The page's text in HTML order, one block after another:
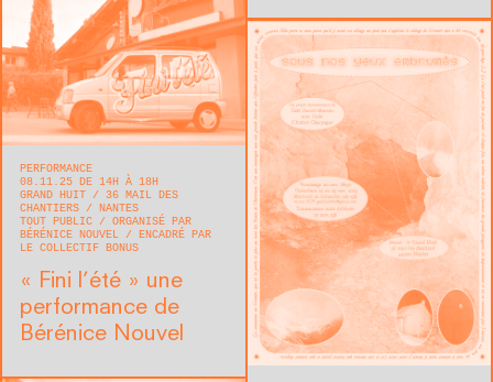
PERFORMANCE
08.11.25 DE 14H À 18H
GRAND HUIT
36 MAIL DES
CHANTIERS
NANTES
TOUT PUBLIC
ORGANISÉ PAR
BÉRÉNICE NOUVEL
ENCADRÉ PAR
LE COLLECTIF BONUS
« Fini l’été » une
performance de
Bérénice Nouvel